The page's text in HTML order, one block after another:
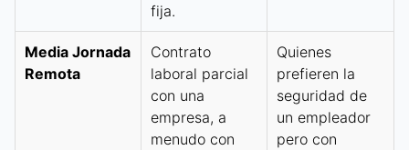
fija.
Media Jornada
Remota
Contrato
laboral parcial
con una
empresa, a
menudo con
Quienes
prefieren la
seguridad de
un empleador
pero con